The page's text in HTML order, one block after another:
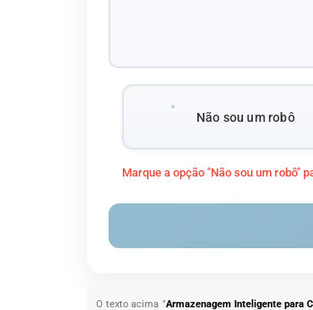
Não sou um robô
Marque a opção "Não sou um robô"
O texto acima "Armazenagem Inteligente para